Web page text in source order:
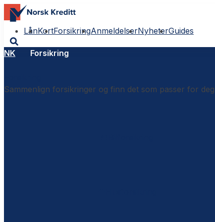
LånKortForsikringAnmeldelserNyheterGuides
NK Forsikring
Sammenlign forsikringer og finn det som passer for